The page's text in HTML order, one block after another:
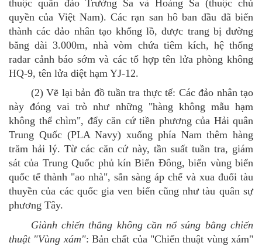
thuộc quần đảo Trường Sa và Hoàng Sa (thuộc chủ
quyền của Việt Nam). Các rạn san hô ban đầu đã biến
thành các đảo nhân tạo khổng lồ, được trang bị đường
băng dài 3.000m, nhà vòm chứa tiêm kích, hệ thống
radar cảnh báo sớm và các tổ hợp tên lửa phòng không
HQ-9, tên lửa diệt hạm YJ-12.
(2)Vẽ lại bản đồ tuần tra thực tế: Các đảo nhân tạo
này đóng vai trò như những "hàng không mẫu hạm
không thể chìm", đẩy căn cứ tiền phương của Hải quân
Trung Quốc (PLA Navy) xuống phía Nam thêm hàng
trăm hải lý. Từ các căn cứ này, tần suất tuần tra, giám
sát của Trung Quốc phủ kín Biển Đông, biến vùng biển
quốc tế thành "ao nhà", sẵn sàng áp chế và xua đuổi tàu
thuyền của các quốc gia ven biển cũng như tàu quân sự
phương Tây.
Giành chiến thắng không cần nổ súng bằng chiến
thuật "Vùng xám":Bản chất của "Chiến thuật vùng xám"